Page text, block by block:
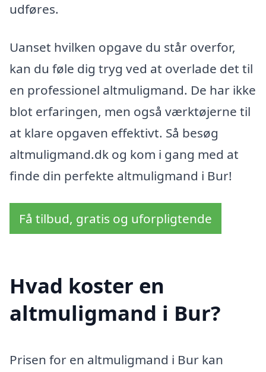
udføres.
Uanset hvilken opgave du står overfor,
kan du føle dig tryg ved at overlade det til
en professionel altmuligmand. De har ikke
blot erfaringen, men også værktøjerne til
at klare opgaven effektivt. Så besøg
altmuligmand.dk og kom i gang med at
finde din perfekte altmuligmand i Bur!
Få tilbud, gratis og uforpligtende
Hvad koster en
altmuligmand i Bur?
Prisen for en altmuligmand i Bur kan